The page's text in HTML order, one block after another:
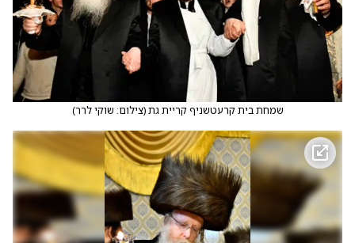
שמחת בית קרעטשניף קריית גת(צילום: שוקי לרר)